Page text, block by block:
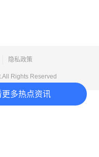
多热点资讯
隐私政策
Rights Reserved